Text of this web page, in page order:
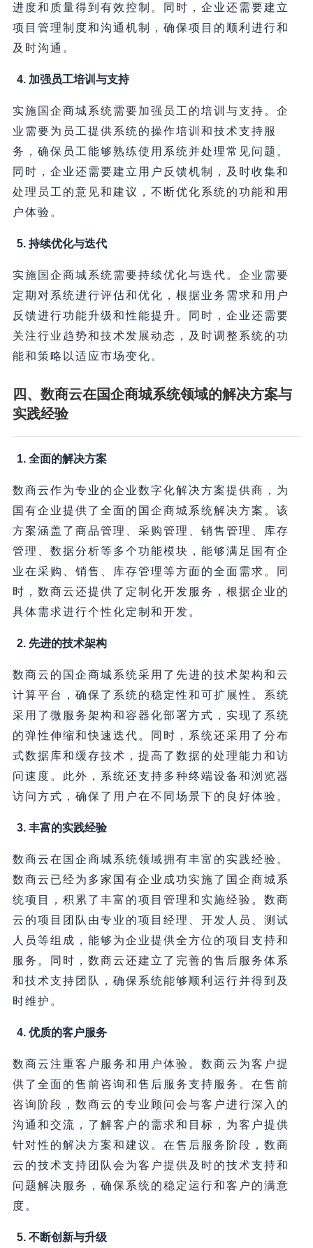
进度和质量得到有效控制。同时，企业还需要建立
项目管理制度和沟通机制，确保项目的顺利进行和
及时沟通。
4. 加强员工培训与支持
实施国企商城系统需要加强员工的培训与支持。企
业需要为员工提供系统的操作培训和技术支持服
务，确保员工能够熟练使用系统并处理常见问题。
同时，企业还需要建立用户反馈机制，及时收集和
处理员工的意见和建议，不断优化系统的功能和用
户体验。
5. 持续优化与迭代
实施国企商城系统需要持续优化与迭代。企业需要
定期对系统进行评估和优化，根据业务需求和用户
反馈进行功能升级和性能提升。同时，企业还需要
关注行业趋势和技术发展动态，及时调整系统的功
能和策略以适应市场变化。
四、数商云在国企商城系统领域的解决方案与
实践经验
1. 全面的解决方案
数商云作为专业的企业数字化解决方案提供商，为
国有企业提供了全面的国企商城系统解决方案。该
方案涵盖了商品管理、采购管理、销售管理、库存
管理、数据分析等多个功能模块，能够满足国有企
业在采购、销售、库存管理等方面的全面需求。同
时，数商云还提供了定制化开发服务，根据企业的
具体需求进行个性化定制和开发。
2. 先进的技术架构
数商云的国企商城系统采用了先进的技术架构和云
计算平台，确保了系统的稳定性和可扩展性。系统
采用了微服务架构和容器化部署方式，实现了系统
的弹性伸缩和快速迭代。同时，系统还采用了分布
式数据库和缓存技术，提高了数据的处理能力和访
问速度。此外，系统还支持多种终端设备和浏览器
访问方式，确保了用户在不同场景下的良好体验。
3. 丰富的实践经验
数商云在国企商城系统领域拥有丰富的实践经验。
数商云已经为多家国有企业成功实施了国企商城系
统项目，积累了丰富的项目管理和实施经验。数商
云的项目团队由专业的项目经理、开发人员、测试
人员等组成，能够为企业提供全方位的项目支持和
服务。同时，数商云还建立了完善的售后服务体系
和技术支持团队，确保系统能够顺利运行并得到及
时维护。
4. 优质的客户服务
数商云注重客户服务和用户体验。数商云为客户提
供了全面的售前咨询和售后服务支持服务。在售前
咨询阶段，数商云的专业顾问会与客户进行深入的
沟通和交流，了解客户的需求和目标，为客户提供
针对性的解决方案和建议。在售后服务阶段，数商
云的技术支持团队会为客户提供及时的技术支持和
问题解决服务，确保系统的稳定运行和客户的满意
度。
5. 不断创新与升级